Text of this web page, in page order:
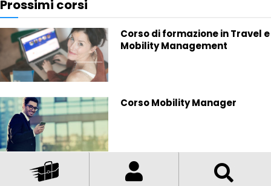
Prossimi corsi
Corso di formazione in Travel e
Mobility Management
Corso Mobility Manager